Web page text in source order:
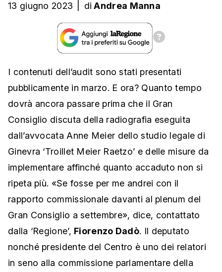
13 giugno 2023 di Andrea Manna
I contenuti dell’audit sono stati presentati
pubblicamente in marzo. E ora? Quanto tempo
dovrà ancora passare prima che il Gran
Consiglio discuta della radiografia eseguita
dall’avvocata Anne Meier dello studio legale di
Ginevra ‘Troillet Meier Raetzo’ e delle misure da
implementare affinché quanto accaduto non si
ripeta più. «Se fosse per me andrei con il
rapporto commissionale davanti al plenum del
Gran Consiglio a settembre», dice, contattato
dalla ‘Regione’, Fiorenzo Dadò. Il deputato
nonché presidente del Centro è uno dei relatori
in seno alla commissione parlamentare della